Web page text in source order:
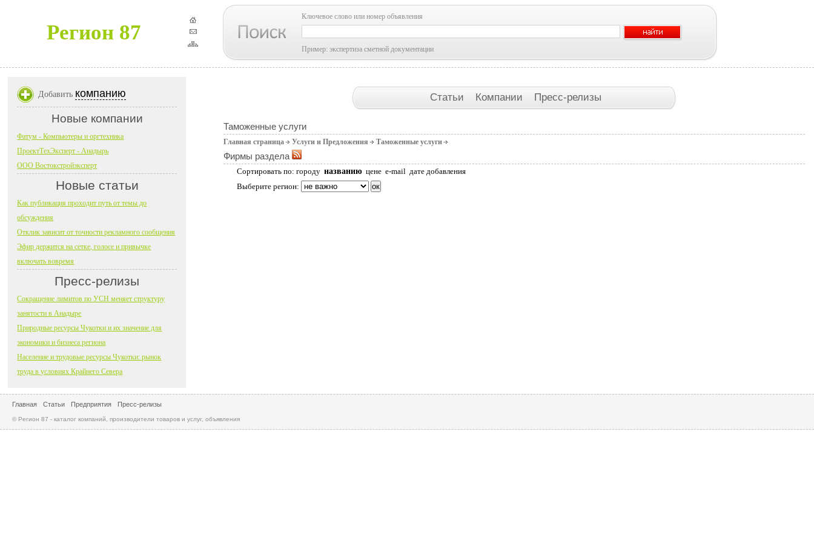
Регион 87
Ключевое слово или номер объявления
Пример: экспертиза сметной документации
Статьи Компании Пресс-релизы
Таможенные услуги
Главная страница Услуги и Предложения Таможенные услуги
Фирмы раздела
Сортировать по: городу названию цене e-mail дате добавления
Выберите регион:
Добавить компанию
Новые компании
Фатум - Компьютеры и оргтехника
ПроектТехЭксперт - Анадырь
ООО Востокстройэксперт
Новые статьи
Как публикация проходит путь от темы до
обсуждения
Отклик зависит от точности рекламного сообщения
Эфир держится на сетке, голосе и привычке
включать вовремя
Пресс-релизы
Сокращение лимитов по УСН меняет структуру
занятости в Анадыре
Природные ресурсы Чукотки и их значение для
экономики и бизнеса региона
Население и трудовые ресурсы Чукотки: рынок
труда в условиях Крайнего Севера
Главная Статьи Предприятия Пресс-релизы
© Регион 87 - каталог компаний, производители товаров и услуг, объявления